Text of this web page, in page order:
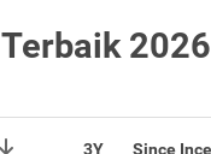
2026